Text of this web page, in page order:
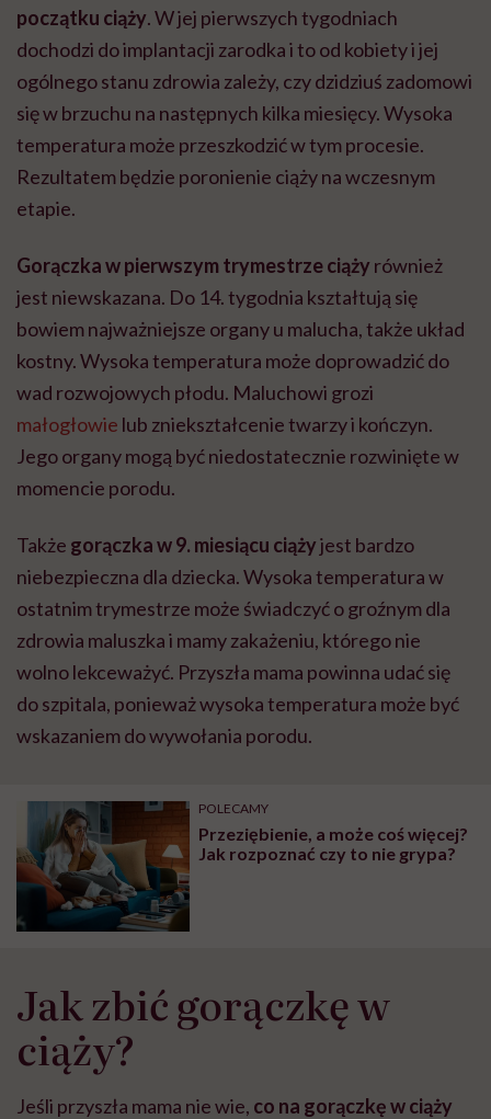
początku ciąży. W jej pierwszych tygodniach
dochodzi do implantacji zarodka i to od kobiety i jej
ogólnego stanu zdrowia zależy, czy dzidziuś zadomowi
się w brzuchu na następnych kilka miesięcy. Wysoka
temperatura może przeszkodzić w tym procesie.
Rezultatem będzie poronienie ciąży na wczesnym
etapie.
Gorączka w pierwszym trymestrze ciąży również
jest niewskazana. Do 14. tygodnia kształtują się
bowiem najważniejsze organy u malucha, także układ
kostny. Wysoka temperatura może doprowadzić do
wad rozwojowych płodu. Maluchowi grozi
małogłowie lub zniekształcenie twarzy i kończyn.
Jego organy mogą być niedostatecznie rozwinięte w
momencie porodu.
Także gorączka w 9. miesiącu ciążyjest bardzo
niebezpieczna dla dziecka. Wysoka temperatura w
ostatnim trymestrze może świadczyć o groźnym dla
zdrowia maluszka i mamy zakażeniu, którego nie
wolno lekceważyć. Przyszła mama powinna udać się
do szpitala, ponieważ wysoka temperatura może być
wskazaniem do wywołania porodu.
POLECAMY
Przeziębienie, a może coś więcej?
Jak rozpoznać czy to nie grypa?
Jak zbić gorączkę w
ciąży?
Jeśli przyszła mama nie wie, co na gorączkę w ciąży